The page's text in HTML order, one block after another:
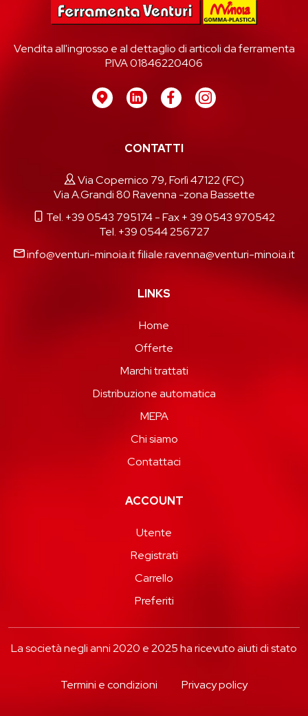
Vendita all'ingrosso e al dettaglio di articoli da ferramenta
P.IVA 01846220406
CONTATTI
Via Copernico 79, Forlì 47122 (FC)
Via A.Grandi 80 Ravenna -zona Bassette
Tel. +39 0543 795174- Fax + 39 0543 970542
Tel. +39 0544 256727
info@venturi-minoia.itfiliale.ravenna@venturi-minoia.it
LINKS
Home
Offerte
Marchi trattati
Distribuzione automatica
MEPA
Chi siamo
Contattaci
ACCOUNT
Utente
Registrati
Carrello
Preferiti
La società negli anni 2020 e 2025 ha ricevuto aiuti di stato
Termini e condizioni Privacy policy